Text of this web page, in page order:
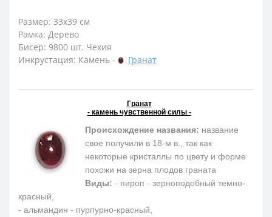
Размер: 33х39 см
Рамка: Дерево
Бисер: 9800 шт. Чехия
Инкрустация: Камень -
Гранат
Гранат
- камень чувственной силы -
Происхождение названия: название
свое получили в 18-м в., так как
некоторые кристаллы по цвету и форме
похожи на зерна плодов граната
Виды: - пироп - зерноподобный темно-
красный,
- альмандин - пурпурно-красный,